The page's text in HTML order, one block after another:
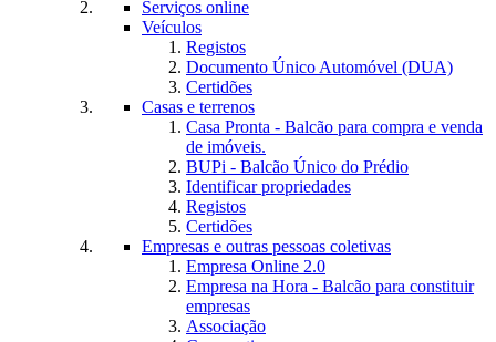
Serviços online
Veículos
Registos
Documento Único Automóvel (DUA)
Certidões
Casas e terrenos
Casa Pronta - Balcão para compra e venda
de imóveis.
BUPi - Balcão Único do Prédio
Identificar propriedades
Registos
Certidões
Empresas e outras pessoas coletivas
Empresa Online 2.0
Empresa na Hora - Balcão para constituir
empresas
Associação